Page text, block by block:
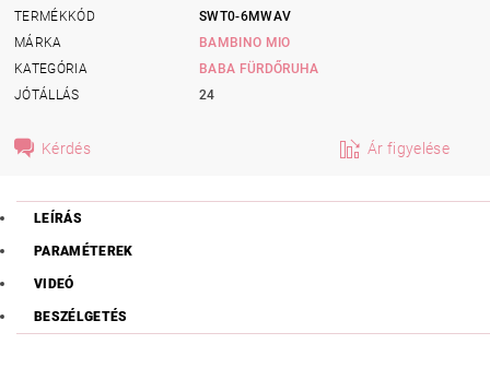
TERMÉKKÓD
SWT0-6MWAV
MÁRKA
BAMBINO MIO
KATEGÓRIA
BABA FÜRDŐRUHA
JÓTÁLLÁS
24
Kérdés Ár figyelése
LEÍRÁS
PARAMÉTEREK
VIDEÓ
BESZÉLGETÉS